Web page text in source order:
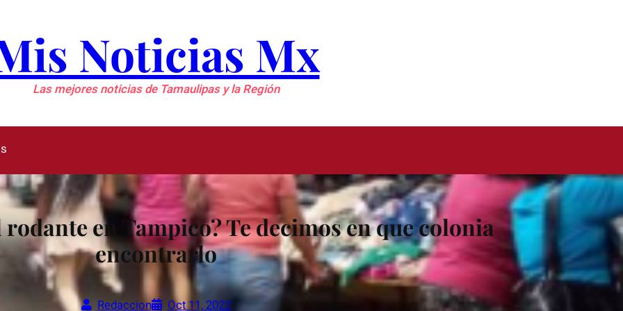
Noticias Mx
Las mejores noticias de Tamaulipas y la Región
rodante en Tampico? Te decimos en que colonia
encontrarlo
Redaccion Oct 11, 2022